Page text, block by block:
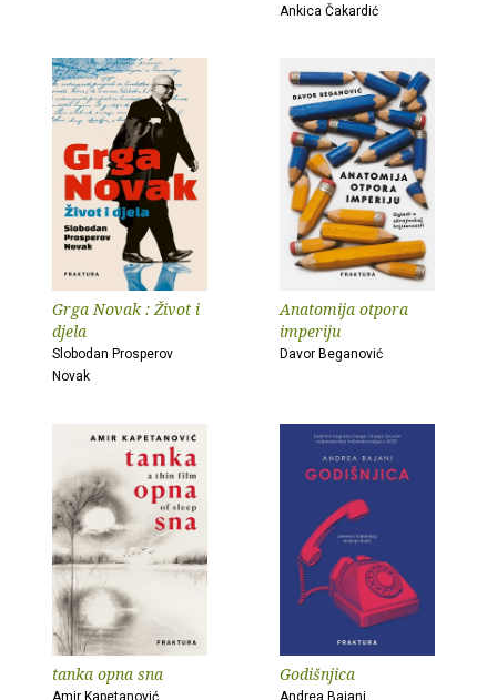
Ankica Čakardić
Grga Novak : Život i
djela
Slobodan Prosperov
Novak
Anatomija otpora
imperiju
Davor Beganović
tanka opna sna
Amir Kapetanović
Godišnjica
Andrea Bajani